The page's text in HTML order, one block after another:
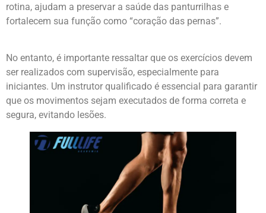
rotina, ajudam a preservar a saúde das panturrilhas e
fortalecem sua função como “coração das pernas”.
No entanto, é importante ressaltar que os exercícios devem
ser realizados com supervisão, especialmente para
iniciantes. Um instrutor qualificado é essencial para garantir
que os movimentos sejam executados de forma correta e
segura, evitando lesões.